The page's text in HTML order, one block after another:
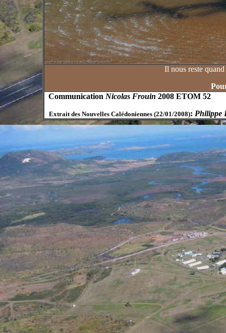
Il nous reste
Communication Nicolas Frouin 2008 ETOM
Extrait des Nouvelles Calédoniennes (22/01/2008): Philippe